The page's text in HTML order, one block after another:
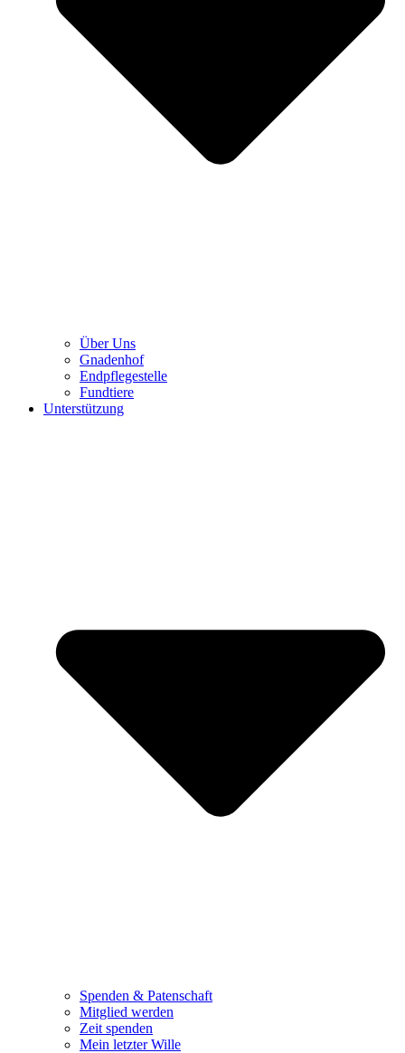
Über Uns
Gnadenhof
Endpflegestelle
Fundtiere
Unterstützung
Spenden & Patenschaft
Mitglied werden
Zeit spenden
Mein letzter Wille